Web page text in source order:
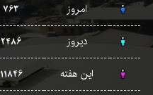
امروز
763
دیروز
2486
این هفته
11846